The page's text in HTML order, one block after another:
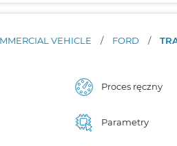
VEHICLE / FORD /
Proces ręczny
Parametry